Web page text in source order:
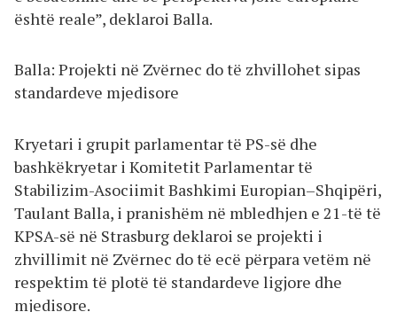
është reale”, deklaroi Balla.
Balla: Projekti në Zvërnec do të zhvillohet sipas
standardeve mjedisore
Kryetari i grupit parlamentar të PS-së dhe
bashkëkryetar i Komitetit Parlamentar të
Stabilizim-Asociimit Bashkimi Europian–Shqipëri,
Taulant Balla, i pranishëm në mbledhjen e 21-të të
KPSA-së në Strasburg deklaroi se projekti i
zhvillimit në Zvërnec do të ecë përpara vetëm në
respektim të plotë të standardeve ligjore dhe
mjedisore.